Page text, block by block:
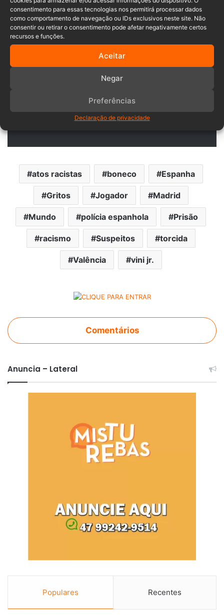
consentimento para essas tecnologias nos permitirá processar dados
como comportamento de navegação ou IDs exclusivos neste site. Não
consentir ou retirar o consentimento pode afetar negativamente certos
recursos e funções.
Aceitar
Negar
Preferências
Declaração de privacidade
“Houve muita confusão e
desinformação nos últimos dias.
Não podemos tachar o
racista. Não é verdade, pedimos
respeito” – finalizou oValencia
atos racistas boneco Espanha
Gritos Jogador Madrid
Mundo polícia espanhola Prisão
racismo Suspeitos torcida
Valência vini jr.
Comentários
Anuncia – Lateral
Populares Recentes